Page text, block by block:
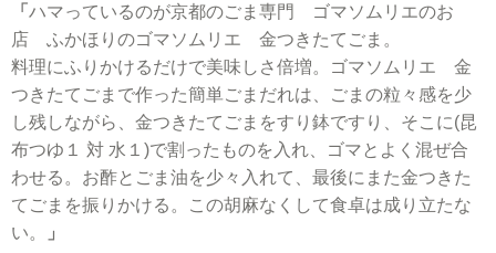
「 ハマっているのが京都のごま専門 ゴマソムリエのお
店 ふかほりのゴマソムリエ 金つきたてごま。
料理にふりかけるだけで美味しさ倍増。ゴマソムリエ 金
つきたてごまで作った簡単ごまだれは、ごまの粒々感を少
し残しながら、金つきたてごまをすり鉢ですり、そこに(昆
布つゆ１ 対 水１)で割ったものを入れ、ゴマとよく混ぜ合
わせる。お酢とごま油を少々入れて、最後にまた金つきた
てごまを振りかける。この胡麻なくして食卓は成り立たな
い。
」